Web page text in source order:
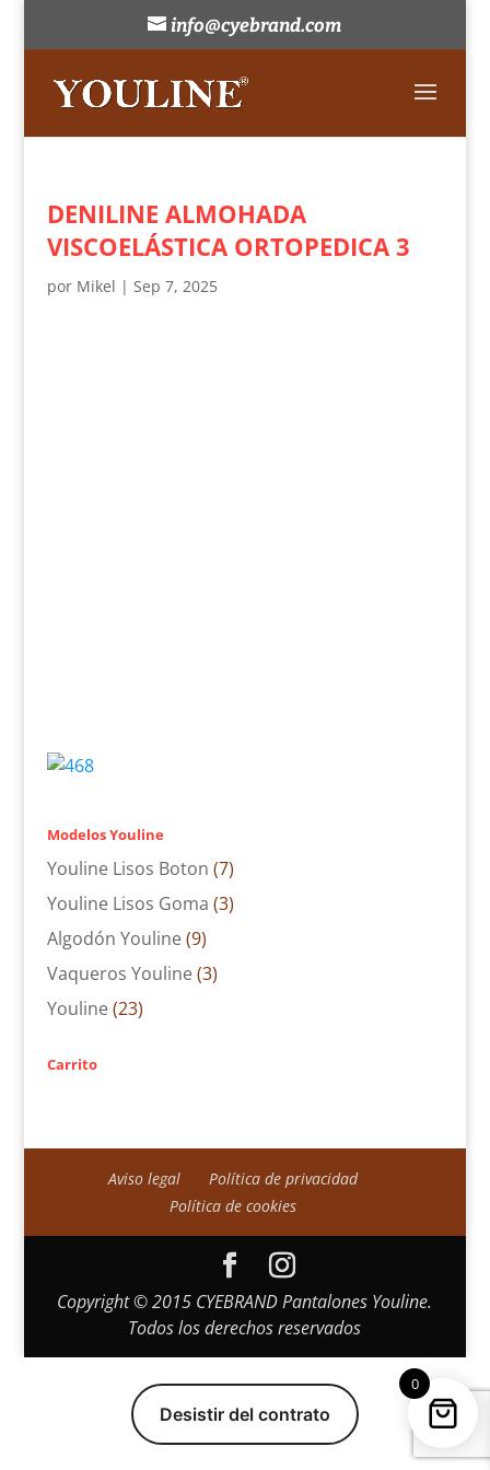
info@cyebrand.com
DENILINE ALMOHADA
VISCOELÁSTICA ORTOPEDICA 3
por Mikel | Sep 7, 2025
Modelos Youline
Youline Lisos Boton (7)
Youline Lisos Goma (3)
Algodón Youline (9)
Vaqueros Youline (3)
Youline (23)
Carrito
Aviso legal
Política de privacidad
Política de cookies
Copyright © 2015 CYEBRAND Pantalones Youline.
Todos los derechos reservados
0